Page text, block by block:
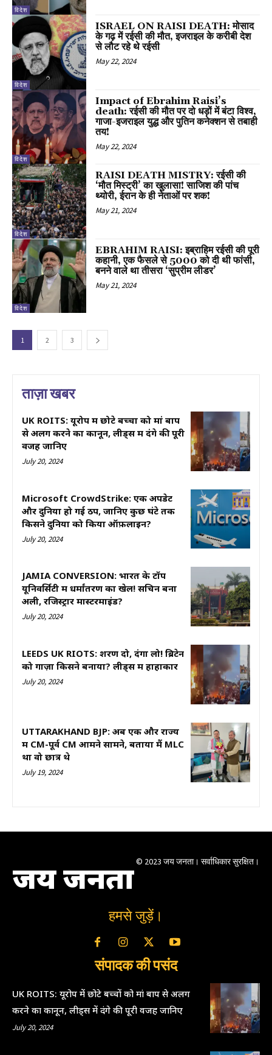
विदेश
विदेश
ISRAEL ON RAISI DEATH: मोसाद
के गढ़ में रईसी की मौत, इजराइल के करीबी देश
से लौट रहे थे रईसी
May 22, 2024
विदेश
Impact of Ebrahim Raisi’s
death: रईसी की मौत पर दो धड़ों में बंटा विश्व,
गाजा-इजराइल युद्ध और पुतिन कनेक्शन से तबाही
तय!
May 22, 2024
विदेश
RAISI DEATH MISTRY: रईसी की
‘मौत मिस्ट्री’ का खुलासा! साजिश की पांच
थ्योरी, ईरान के ही नेताओं पर शक!
May 21, 2024
विदेश
EBRAHIM RAISI: इब्राहिम रईसी की पूरी
कहानी, एक फैसले से 5000 को दी थी फांसी,
बनने वाले था तीसरा ‘सुप्रीम लीडर’
May 21, 2024
1 2 3
ताज़ा खबर
UK ROITS: यूरोप में छोटे बच्चों को मां बाप
से अलग करने का कानून, लीड्स में दंगे की पूरी
वजह जानिए
July 20, 2024
Microsoft CrowdStrike: एक अपडेट
और दुनिया हो गई ठप, जानिए कुछ घंटे तक
किसने दुनिया को किया ऑफ़लाइन?
July 20, 2024
JAMIA CONVERSION: भारत के टॉप
यूनिवर्सिटी में धर्मांतरण का खेल! सचिन बना
अली, रजिस्ट्रार मास्टरमाइंड?
July 20, 2024
LEEDS UK RIOTS: शरण दो, दंगा लो! ब्रिटेन
को गाज़ा किसने बनाया? लीड्स में हाहाकार
July 20, 2024
UTTARAKHAND BJP: अब एक और राज्य
में CM-पूर्व CM आमने सामने, बताया मैं MLC
था वो छात्र थे
July 19, 2024
जय जनता © 2023 जय जनता। सर्वाधिकार सुरक्षित।
हमसे जुड़ें।
संपादक की पसंद
UK ROITS: यूरोप में छोटे बच्चों को मां बाप से अलग
करने का कानून, लीड्स में दंगे की पूरी वजह जानिए
July 20, 2024